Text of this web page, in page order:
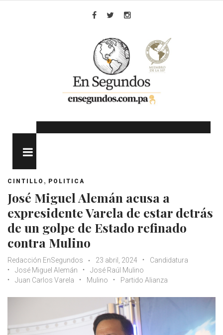
CINTILLO , POLITICA
José Miguel Alemán acusa a
expresidente Varela de estar detrás
de un golpe de Estado refinado
contra Mulino
Redacción EnSegundos 23 abril, 2024
Candidatura
José Miguel Alemán
José Raúl Mulino
Juan Carlos Varela
Mulino Partido Alianza